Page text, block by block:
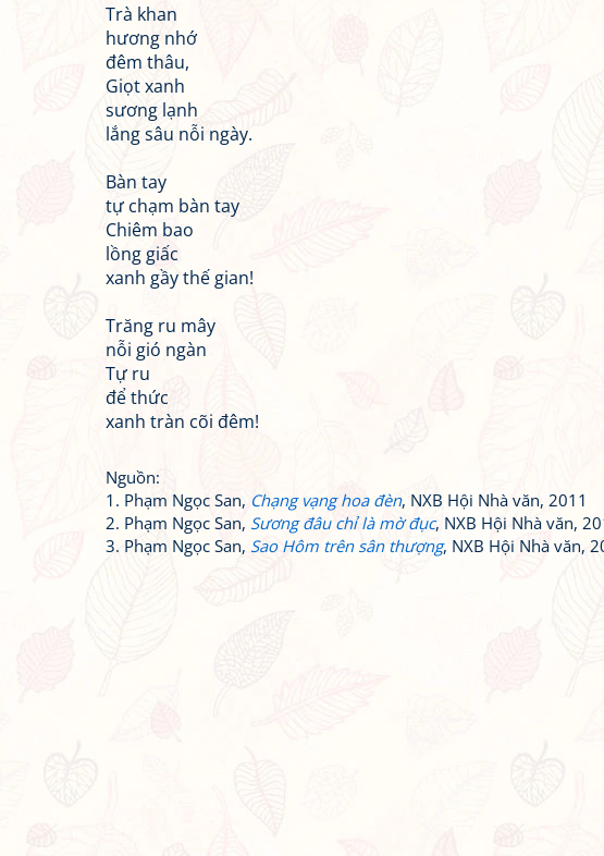
Trà khan
hương nhớ
đêm thâu,
Giọt xanh
sương lạnh
lắng sâu nỗi ngày.
Bàn tay
tự chạm bàn tay
Chiêm bao
lồng giấc
xanh gầy thế gian!
Trăng ru mây
nỗi gió ngàn
Tự ru
để thức
xanh tràn cõi đêm!
Nguồn:
1. Phạm Ngọc San, Chạng vạng hoa đèn, NXB Hội Nhà văn, 2011
2. Phạm Ngọc San, Sương đâu chỉ là mờ đục, NXB Hội Nhà văn,
3. Phạm Ngọc San, Sao Hôm trên sân thượng, NXB Hội Nhà văn,